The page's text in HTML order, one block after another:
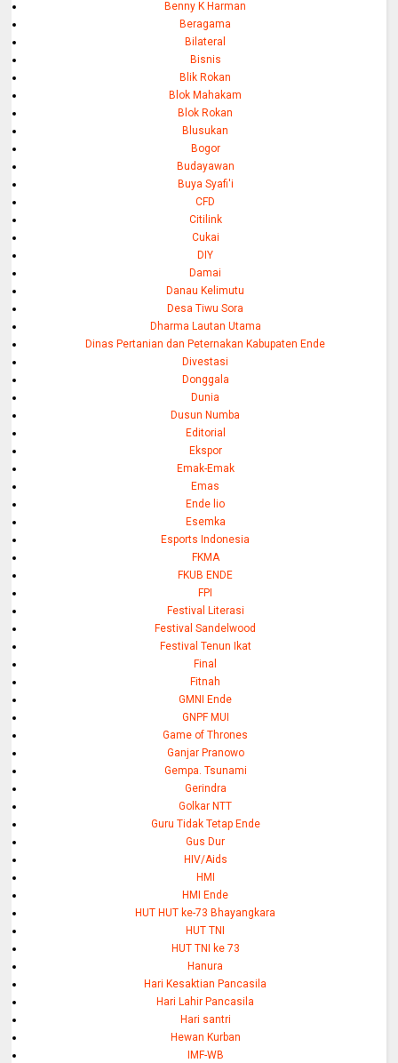
Benny K Harman
Beragama
Bilateral
Bisnis
Blik Rokan
Blok Mahakam
Blok Rokan
Blusukan
Bogor
Budayawan
Buya Syafi'i
CFD
Citilink
Cukai
DIY
Damai
Danau Kelimutu
Desa Tiwu Sora
Dharma Lautan Utama
Dinas Pertanian dan Peternakan Kabupaten Ende
Divestasi
Donggala
Dunia
Dusun Numba
Editorial
Ekspor
Emak-Emak
Emas
Ende lio
Esemka
Esports Indonesia
FKMA
FKUB ENDE
FPI
Festival Literasi
Festival Sandelwood
Festival Tenun Ikat
Final
Fitnah
GMNI Ende
GNPF MUI
Game of Thrones
Ganjar Pranowo
Gempa. Tsunami
Gerindra
Golkar NTT
Guru Tidak Tetap Ende
Gus Dur
HIV/Aids
HMI
HMI Ende
HUT HUT ke-73 Bhayangkara
HUT TNI
HUT TNI ke 73
Hanura
Hari Kesaktian Pancasila
Hari Lahir Pancasila
Hari santri
Hewan Kurban
IMF-WB